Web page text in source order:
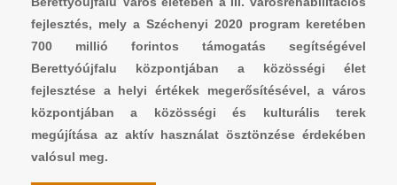
fejlesztés, mely a Széchenyi 2020 program keretében
700 millió forintos támogatás segítségével
Berettyóújfalu központjában a közösségi élet
fejlesztése a helyi értékek megerősítésével, a város
központjában a közösségi és kulturális terek
megújítása az aktív használat ösztönzése érdekében
valósul meg.